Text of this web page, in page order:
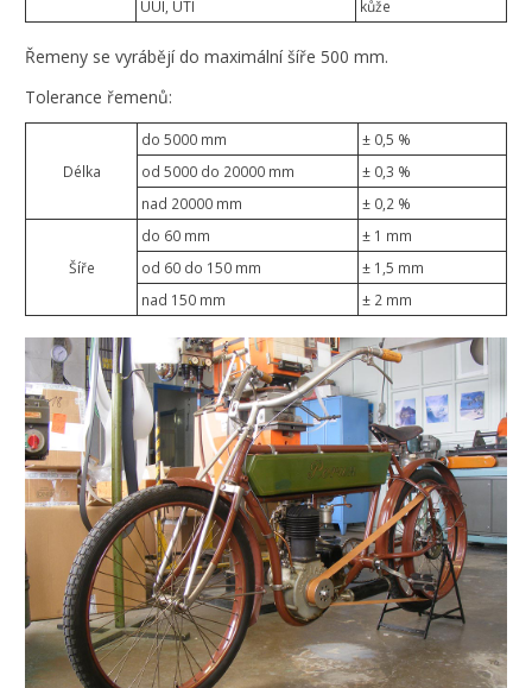
UUI, UTI kůže
Řemeny se vyrábějí do maximální šíře 500 mm.
Tolerance řemenů:
Délka
do 5000 mm
± 0,5 %
od 5000 do 20000 mm
± 0,3 %
nad 20000 mm
± 0,2 %
Šíře
do 60 mm
± 1 mm
od 60 do 150 mm
± 1,5 mm
nad 150 mm
± 2 mm